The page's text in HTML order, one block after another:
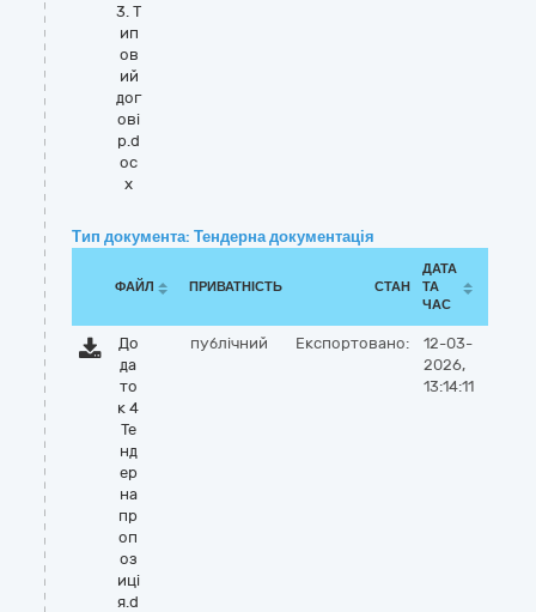
3. Т
ип
ов
ий
дог
ові
р.d
oc
x
Тип документа: Тендерна документація
ФАЙЛ ПРИВАТНІСТЬ СТАН
ДАТА
ТА
ЧАС
До
да
то
к 4
Те
нд
ер
на
пр
оп
оз
иці
я.d
публічний Експортовано:
12-03-
2026,
13:14:11